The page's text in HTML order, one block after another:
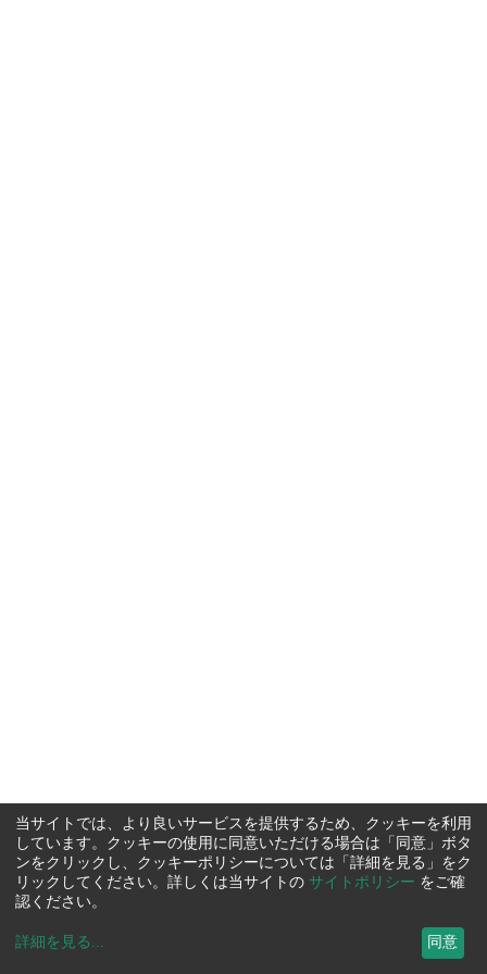
当サイトでは、より良いサービスを提供するため、クッキーを利用
しています。クッキーの使用に同意いただける場合は「同意」ボタ
ンをクリックし、クッキーポリシーについては「詳細を見る」をク
リックしてください。詳しくは当サイトの サイトポリシー をご確
認ください。
詳細を見る ... 同意